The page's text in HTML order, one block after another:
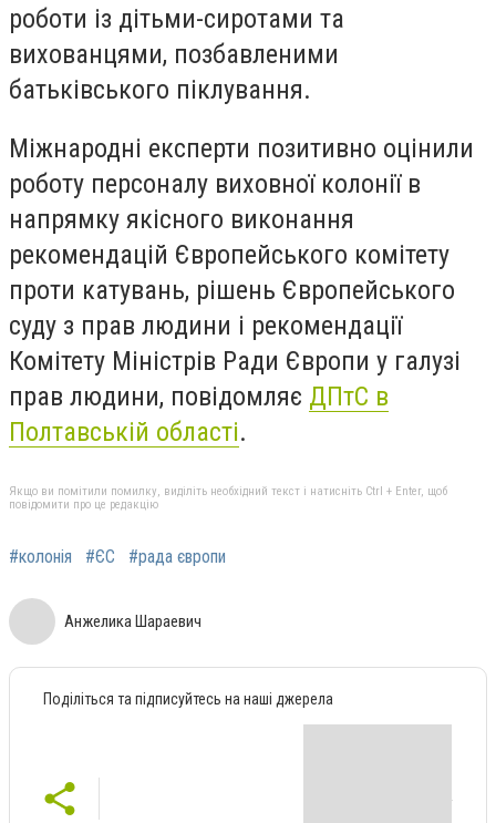
роботи із дітьми-сиротами та
вихованцями, позбавленими
батьківського піклування.
Міжнародні експерти позитивно оцінили
роботу персоналу виховної колонії в
напрямку якісного виконання
рекомендацій Європейського комітету
проти катувань, рішень Європейського
суду з прав людини і рекомендації
Комітету Міністрів Ради Європи у галузі
прав людини, повідомляє ДПтС в
Полтавській області.
Якщо ви помітили помилку, виділіть необхідний текст і натисніть Ctrl + Enter, щоб
повідомити про це редакцію
#колонія #ЄС #рада європи
Анжелика Шараевич
Поділіться та підписуйтесь на наші джерела